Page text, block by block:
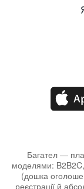
Багател —
моделями:
(дошка
реєстрації й